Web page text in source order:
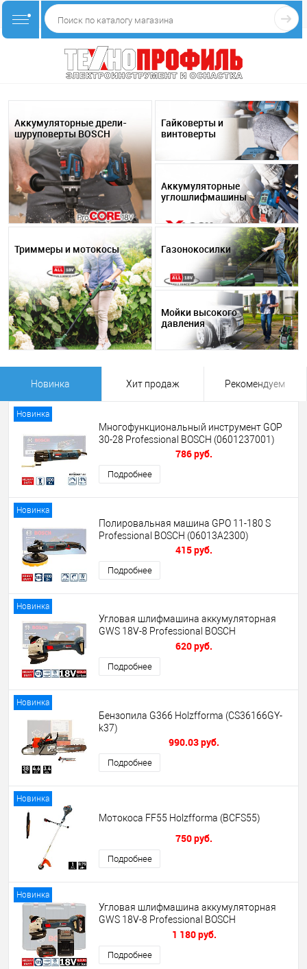
Аккумуляторные дрели-
шуруповерты BOSCH
Гайковерты и
винтоверты
Аккумуляторные
углошлифмашины
Триммеры и мотокосы Газонокосилки
Мойки высокого
давления
Новинка Хит продаж Рекомендуем
Новинка
Многофункциональный инструмент GOP
30-28 Professional BOSCH (0601237001)
786 руб.
Подробнее
Новинка
Полировальная машина GPO 11-180 S
Professional BOSCH (06013A2300)
415 руб.
Подробнее
Новинка
Угловая шлифмашина аккумуляторная
GWS 18V-8 Professional BOSCH
620 руб.
Подробнее
Новинка
Бензопила G366 Holzfforma (CS36166GY-
k37)
990.03 руб.
Подробнее
Новинка
Мотокоса FF55 Holzfforma (BCFS55)
750 руб.
Подробнее
Новинка
Угловая шлифмашина аккумуляторная
GWS 18V-8 Professional BOSCH
1 180 руб.
Подробнее